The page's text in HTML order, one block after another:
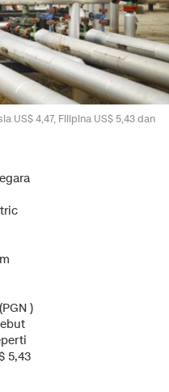
US$ 4,47, Filipina US$ 5,43 dan
)
5,43